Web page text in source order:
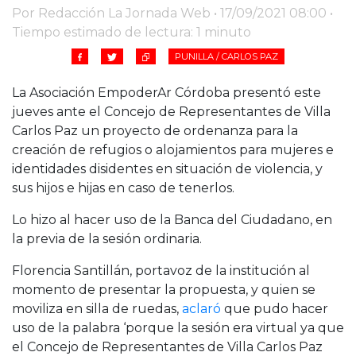
Río Tercero
Despeñaderos
Por Redacción La Jornada Web • 17/09/2021 08:00 •
Tiempo estimado de lectura: 1 minuto
PUNILLA / CARLOS PAZ
La Asociación EmpoderAr Córdoba presentó este
jueves ante el Concejo de Representantes de Villa
Carlos Paz un proyecto de ordenanza para la
creación de refugios o alojamientos para mujeres e
identidades disidentes en situación de violencia, y
sus hijos e hijas en caso de tenerlos.
Lo hizo al hacer uso de la Banca del Ciudadano, en
la previa de la sesión ordinaria.
Florencia Santillán, portavoz de la institución al
momento de presentar la propuesta, y quien se
moviliza en silla de ruedas, aclaró que pudo hacer
uso de la palabra ‘porque la sesión era virtual ya que
el Concejo de Representantes de Villa Carlos Paz